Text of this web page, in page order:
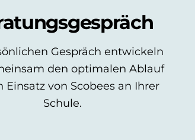
Gespräch entwickeln
den optimalen Ablauf
Einsatz von Scobees an Ihrer
Schule.